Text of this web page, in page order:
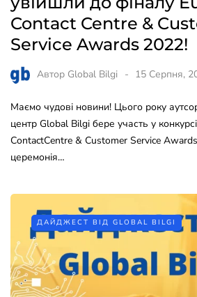
Contact Centre &
Service Awards 2022!
Автор Global Bilgi 15 Серпня,
Маємо чудові новини! Цього року
центр Global Bilgi бере участь у
ContactCentre & Customer Service
церемонія…
ДАЙДЖЕСТ ВІД GLOBAL BILGI